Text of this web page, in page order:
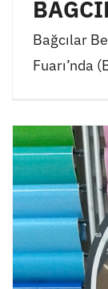
Bağcılar
Fuarı’nda